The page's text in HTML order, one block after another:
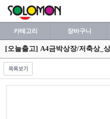
카테고리 장바구니
[오늘출고] A4금박상장/저축상_